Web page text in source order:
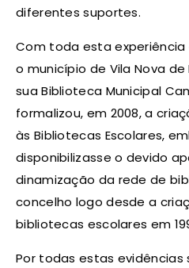
diferentes suportes.
Com toda esta
o município de Vila Nova
sua Biblioteca Municipal
formalizou, em 2008, a
às Bibliotecas Escolares,
disponibilizasse o devido
dinamização da rede de
concelho logo desde a
bibliotecas escolares em
Por todas estas